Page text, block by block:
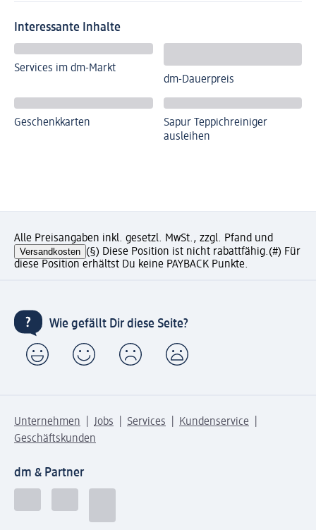
Interessante Inhalte
Services im dm-Markt
dm-Dauerpreis
Geschenkkarten
Sapur Teppichreiniger
ausleihen
Alle Preisangaben inkl. gesetzl. MwSt., zzgl. Pfand und
Versandkosten (§) Diese Position ist nicht rabattfähig.(#) Für
diese Position erhältst Du keine PAYBACK Punkte.
Wie gefällt Dir diese Seite?
Unternehmen Jobs Services
Kundenservice
Geschäftskunden
dm & Partner